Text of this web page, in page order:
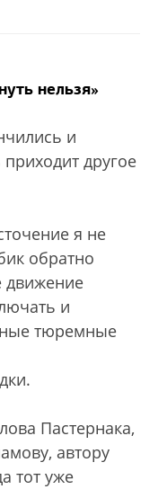
нельзя»
и
другое
я не
обратно
движение
и
тюремные
Пастернака,
автору
тот уже